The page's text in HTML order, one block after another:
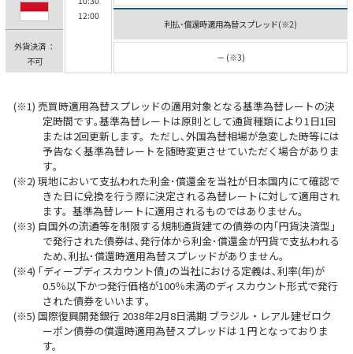
外貨決済 ：
不可
12:00
利払･償還時適用為替スプレッド(※2)
－ (※3)
売買時適用為替スプレッドの適用対象となる基準為替レートの決
定時間です｡基準為替レートは原則として通貨種類により1日1回
または2回更新します。ただし､外国為替相場が急変した時等には
予告なく基準為替レートを随時変更させていただく場合がありま
す｡
現地において支払われた利金･償還金を当社が日本国内にて確認で
きた日に兌換を行う際に決定される為替レートに対して適用され
ます。基準為替レートに適用されるものではありません｡
自国外の流通等を制限する規制通貨建ての債券の内｢円貨決済型｣
で発行された債券は､発行体から利金･償還金が円貨で支払われる
ため､利払･償還時適用為替スプレッドがありません｡
｢ディープディスカウント債｣の当社における定義は､利率(年)が
0.5％以下かつ発行価格が100％未満のディスカウント形式で発行
された債券をいいます｡
国際復興開発銀行 2038年2月8日満期 ブラジル・レアル建ゼロク
ーポン債券の償還時適用為替スプレッドは１円となっておりま
す。